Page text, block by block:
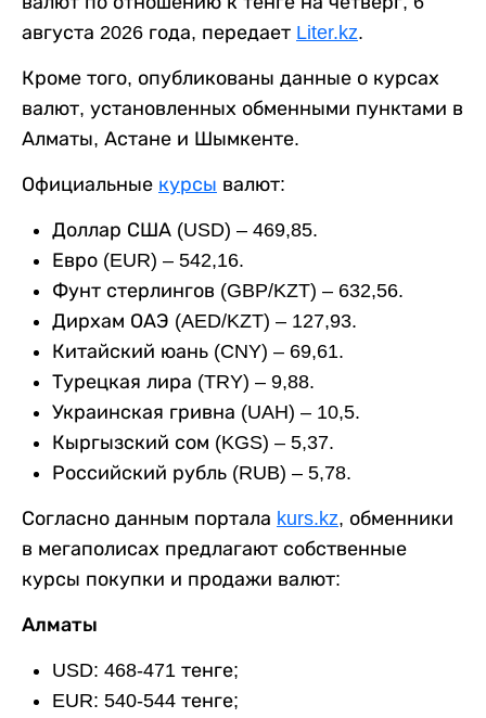
августа 2026 года, передает Liter.kz.
Кроме того, опубликованы данные о курсах
валют, установленных обменными пунктами в
Алматы, Астане и Шымкенте.
Официальные курсы валют:
Доллар США (USD) – 469,85.
Евро (EUR) – 542,16.
Фунт стерлингов (GBP/KZT) – 632,56.
Дирхам ОАЭ (AED/KZT) – 127,93.
Китайский юань (CNY) – 69,61.
Турецкая лира (TRY) – 9,88.
Украинская гривна (UAH) – 10,5.
Кыргызский сом (KGS) – 5,37.
Российский рубль (RUB) – 5,78.
Согласно данным портала kurs.kz, обменники
в мегаполисах предлагают собственные
курсы покупки и продажи валют:
Алматы
USD: 468-471 тенге;
EUR: 540-544 тенге;